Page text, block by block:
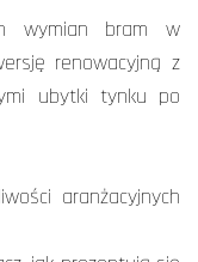
wymian bram w
renowacyjną z
ubytki tynku po
aranżacyjnych